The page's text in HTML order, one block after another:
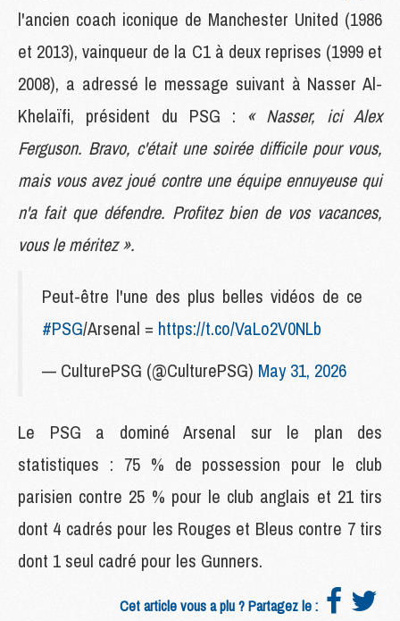
l'ancien coach iconique de Manchester United (1986
et 2013), vainqueur de la C1 à deux reprises (1999 et
2008), a adressé le message suivant à Nasser Al-
Khelaïfi, président du PSG : « Nasser, ici Alex
Ferguson. Bravo, c'était une soirée difficile pour vous,
mais vous avez joué contre une équipe ennuyeuse qui
n'a fait que défendre. Profitez bien de vos vacances,
vous le méritez ».
Peut-être l'une des plus belles vidéos de ce
#PSG/Arsenal = https://t.co/VaLo2V0NLb
— CulturePSG (@CulturePSG) May 31, 2026
Le PSG a dominé Arsenal sur le plan des
statistiques : 75 % de possession pour le club
parisien contre 25 % pour le club anglais et 21 tirs
dont 4 cadrés pour les Rouges et Bleus contre 7 tirs
dont 1 seul cadré pour les Gunners.
Cet article vous a plu ? Partagez le :